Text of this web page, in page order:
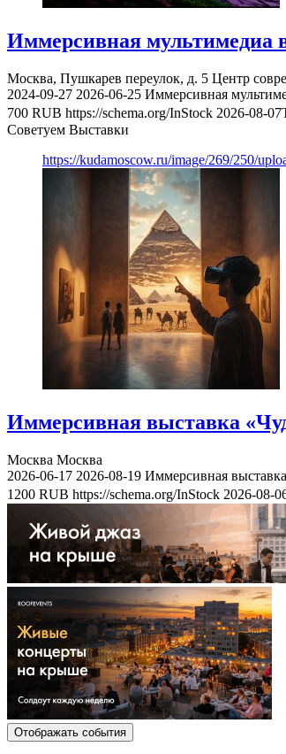
Иммерсивная
Москва, Пушкарев переулок, д. 5 Центр
2024-09-27 2026-06-25 Иммерсивная
700 RUB https://schema.org/InStock 2026-08-
Советуем Выставки
https://kudamoscow.ru/image/269/250/
Иммерсивная выставка
Москва Москва
2026-06-17 2026-08-19 Иммерсивная
1200 RUB https://schema.org/InStock 2026-08-
Отображать события